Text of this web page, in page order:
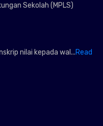
Sekolah (MPLS)
nilai kepada wal...Read